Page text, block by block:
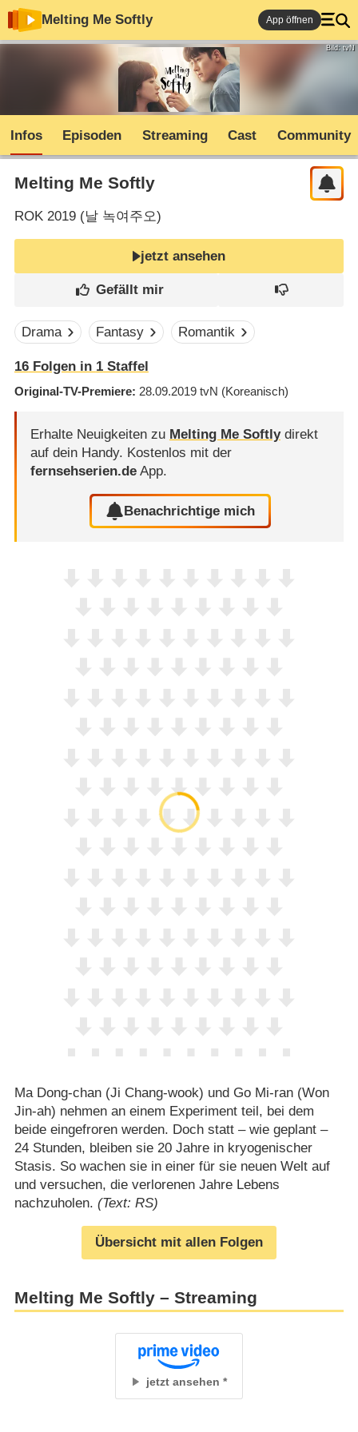
Melting Me Softly App öffnen
Bild: tvN
Infos Episoden Streaming Cast Community
Melting Me Softly
ROK2019 (날 녹여주오)
jetzt ansehen
Drama Fantasy Romantik
16Folgen in 1Staffel
Original-TV-Premiere 28.09.2019 tvN (Koreanisch)
Erhalte Neuigkeiten zu Melting Me Softlydirekt
auf dein Handy. Kostenlos mit der
fernsehserien.deApp.
Benachrichtige mich
Ma Dong-chan (Ji Chang-wook) und Go Mi-ran (Won
Jin-ah) nehmen an einem Experiment teil, bei dem
beide eingefroren werden. Doch statt – wie geplant –
24 Stunden, bleiben sie 20 Jahre in kryogenischer
Stasis. So wachen sie in einer für sie neuen Welt auf
und versuchen, die verlorenen Jahre Lebens
nachzuholen. (Text: RS)
Übersicht mit allen Folgen
Melting Me Softly – Streaming
jetzt ansehen